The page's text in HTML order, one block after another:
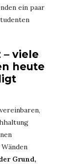
ein paar
viele
heute
Grund,